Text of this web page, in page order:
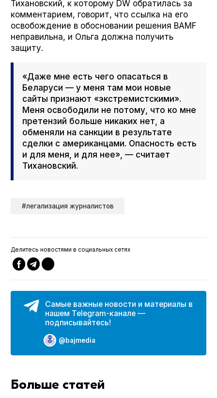
Тихановский, к которому DW обратилась за
комментарием, говорит, что ссылка на его
освобождение в обосновании решения BAMF
неправильна, и Ольга должна получить
защиту.
«Даже мне есть чего опасаться в
Беларуси — у меня там мои новые
сайты признают «экстремистскими».
Меня освободили не потому, что ко мне
претензий больше никаких нет, а
обменяли на санкции в результате
сделки с американцами. Опасность есть
и для меня, и для нее», — считает
Тихановский.
#легализация журналистов
Делитесь новостями в социальных сетях
Самые важные новости и материалы в
нашем Telegram-канале —
подписывайтесь!
@bajmedia
Больше статей